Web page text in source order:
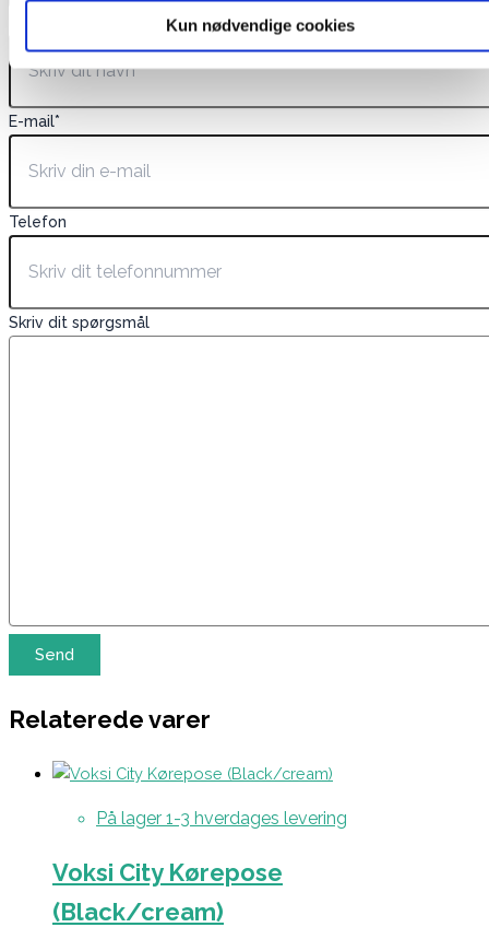
Kun nødvendige cookies
E-mail*
Telefon
Skriv dit spørgsmål
Relaterede varer
På lager 1-3 hverdages levering
Voksi City Kørepose
(Black/cream)